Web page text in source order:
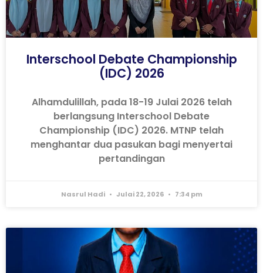
Interschool Debate Championship
(IDC) 2026
Alhamdulillah, pada 18-19 Julai 2026 telah
berlangsung Interschool Debate
Championship (IDC) 2026. MTNP telah
menghantar dua pasukan bagi menyertai
pertandingan
Nasrul Hadi Julai 22, 2026 7:34 pm